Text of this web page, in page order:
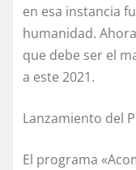
en esa instancia
humanidad.
que debe ser el
a este 2021.
Lanzamiento del
El programa